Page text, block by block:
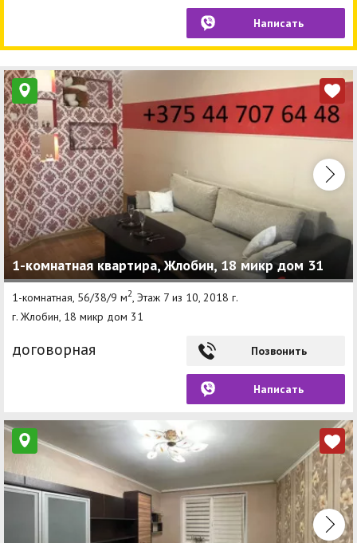
Написать
1-комнатная квартира, Жлобин, 18 микр дом 31
1-комнатная, 56/38/9 м2, Этаж 7 из 10, 2018 г.
г. Жлобин, 18 микр дом 31
договорная Позвонить
Написать